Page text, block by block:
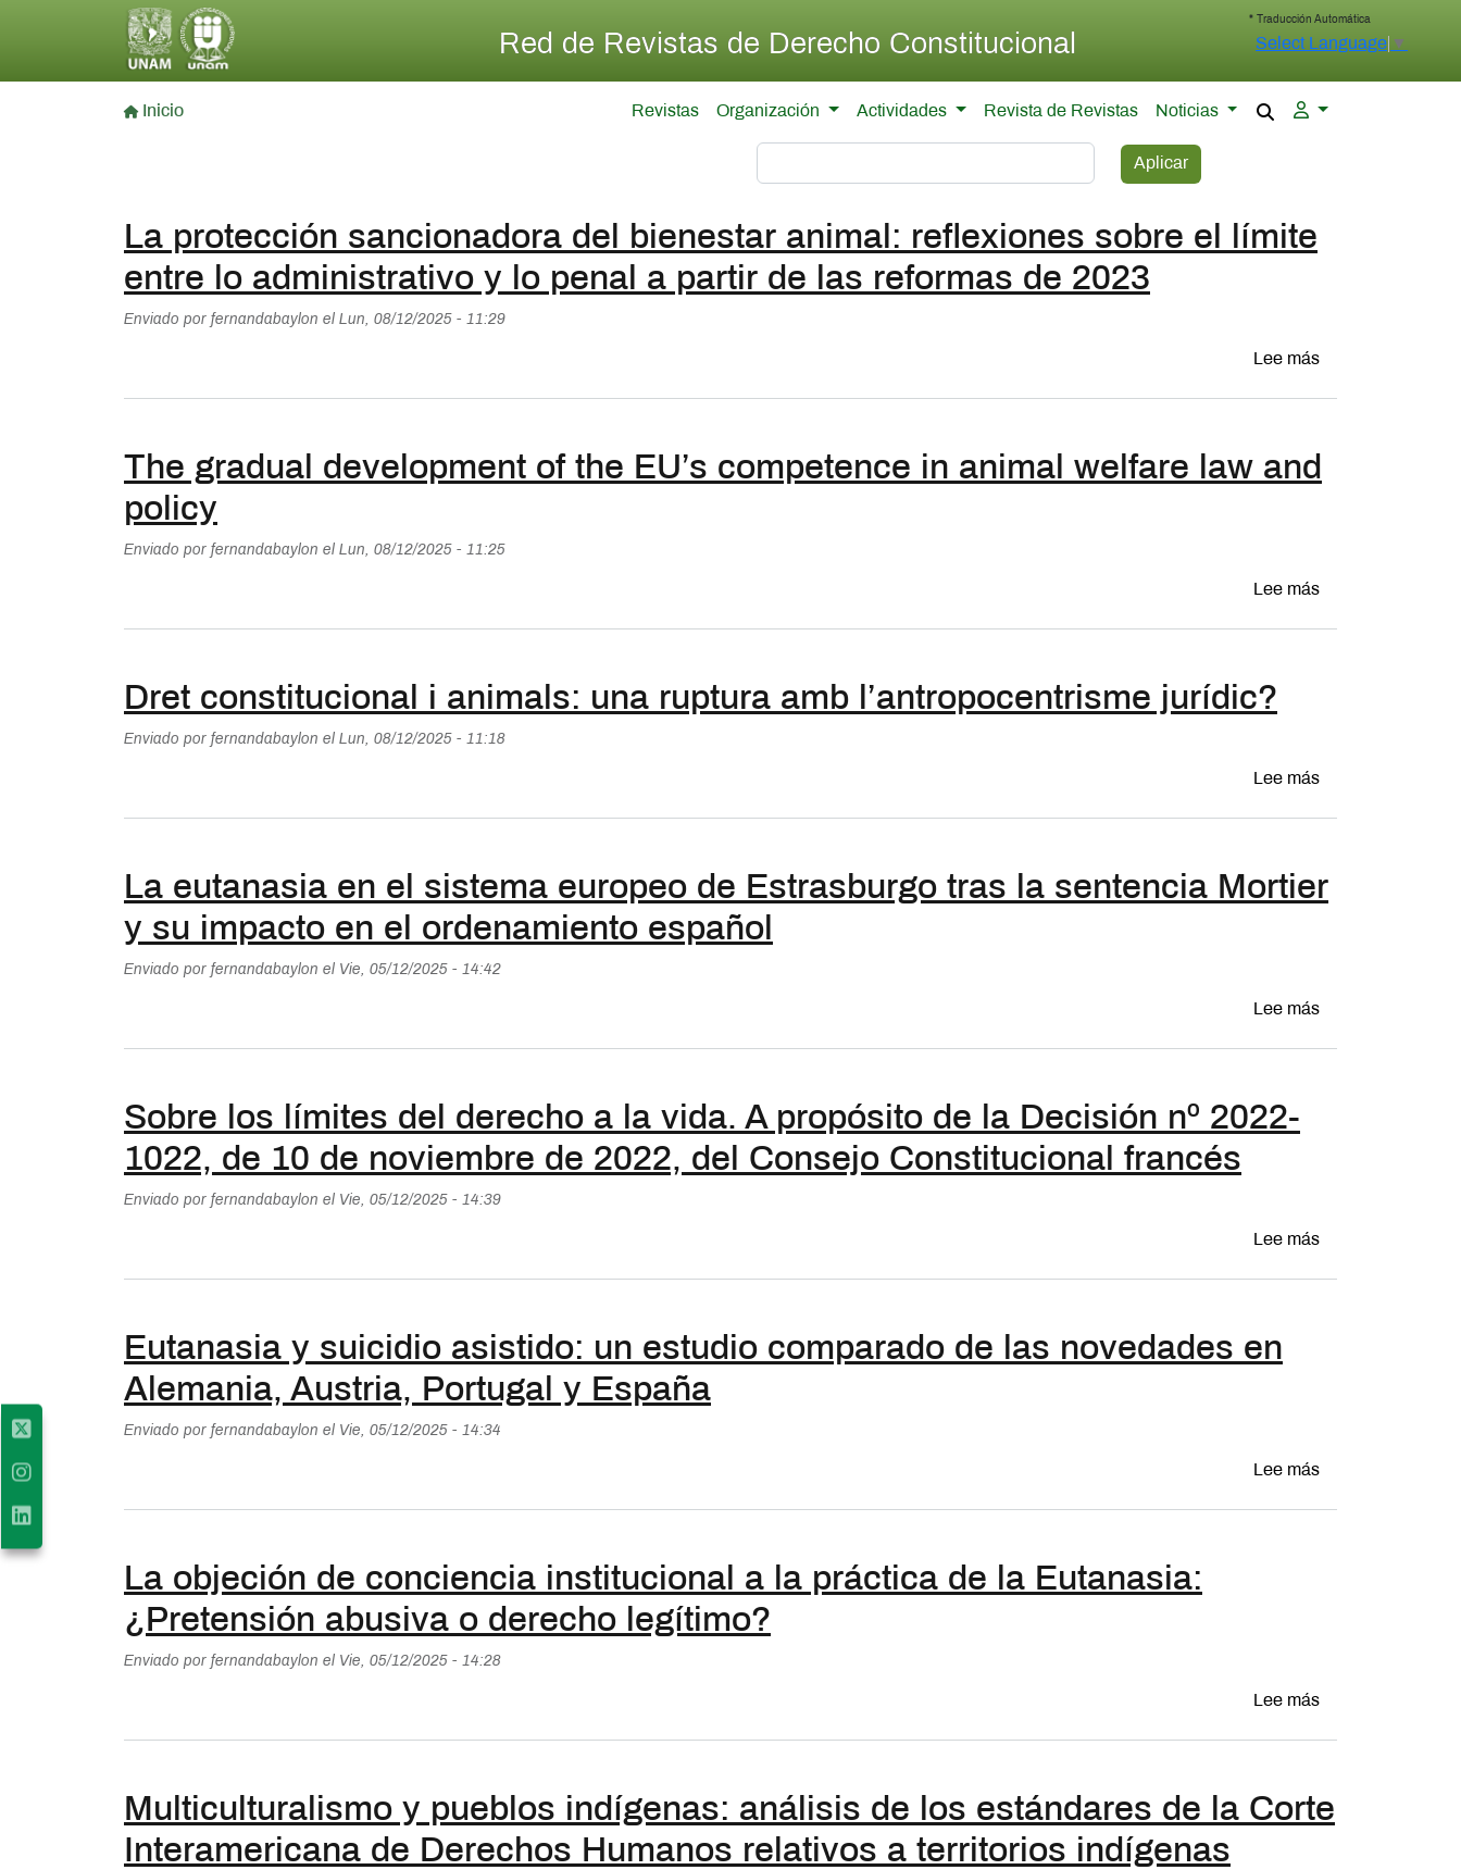
Red de Revistas de Derecho Constitucional
Inicio Revistas Organización Actividades Revista de Revistas Noticias
Aplicar
* Traducción Automática
Select Language ▼
La protección sancionadora del bienestar animal: reflexiones sobre el límite
entre lo administrativo y lo penal a partir de las reformas de 2023
Enviado por fernandabaylon el Lun, 08/12/2025 - 11:29
Lee mássobre La
The gradual development of the EU’s competence in animal welfare law and
policy
Enviado por fernandabaylon el Lun, 08/12/2025 - 11:25
Lee mássobre The
Dret constitucional i animals: una ruptura amb l’antropocentrisme jurídic?
Enviado por fernandabaylon el Lun, 08/12/2025 - 11:18
Lee mássobre Dret
La eutanasia en el sistema europeo de Estrasburgo tras la sentencia Mortier
y su impacto en el ordenamiento español
Enviado por fernandabaylon el Vie, 05/12/2025 - 14:42
Lee mássobre La
Sobre los límites del derecho a la vida. A propósito de la Decisión nº 2022-
1022, de 10 de noviembre de 2022, del Consejo Constitucional francés
Enviado por fernandabaylon el Vie, 05/12/2025 - 14:39
Lee mássobre Sobre los
Eutanasia y suicidio asistido: un estudio comparado de las novedades en
Alemania, Austria, Portugal y España
Enviado por fernandabaylon el Vie, 05/12/2025 - 14:34
Lee mássobre Eutanasia
La objeción de conciencia institucional a la práctica de la Eutanasia:
¿Pretensión abusiva o derecho legítimo?
Enviado por fernandabaylon el Vie, 05/12/2025 - 14:28
Lee mássobre La
Multiculturalismo y pueblos indígenas: análisis de los estándares de la Corte
Interamericana de Derechos Humanos relativos a territorios indígenas